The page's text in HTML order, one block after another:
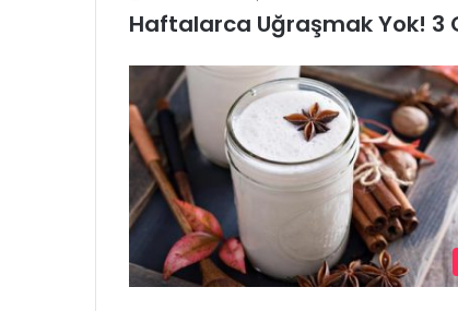
Haftalarca Uğraşmak Yok! 3